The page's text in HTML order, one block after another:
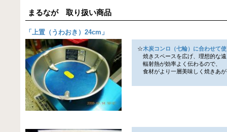
まるなが 取り扱い商品
「 上置（うわおき）24cm 」
☆木炭コンロ（七輪）に合わせて
焼きスペースを広げ、理想的な
輻射熱が効率よく伝わるので、
食材がより一層美味しく焼きあ